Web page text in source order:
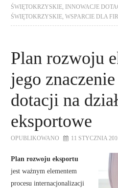
ŚWIĘTOKRZYSKIE
INNOWACJE
ŚWIĘTOKRZYSKIE WSPARCIE DLA
Plan rozwoju
jego
dotacji na
eksportowe
OPUBLIKOWANO 11 STYCZNIA
Plan rozwoju eksportu
jest ważnym elementem
procesu internacjonalizacji